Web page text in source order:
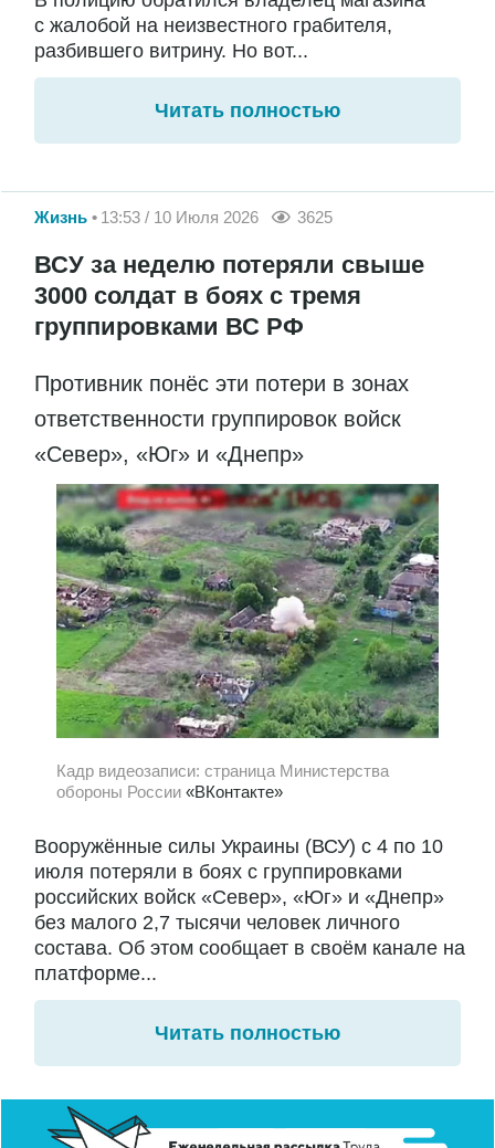
с жалобой на неизвестного грабителя,
разбившего витрину. Но вот...
Читать полностью
Жизнь 13:53 / 10 Июля 2026 3625
ВСУ за неделю потеряли свыше
3000 солдат в боях с тремя
группировками ВС РФ
Противник понёс эти потери в зонах
ответственности группировок войск
«Север», «Юг» и «Днепр»
Кадр видеозаписи: страница Министерства
обороны России «ВКонтакте»
Вооружённые силы Украины (ВСУ) с 4 по 10
июля потеряли в боях с группировками
российских войск «Север», «Юг» и «Днепр»
без малого 2,7 тысячи человек личного
состава. Об этом сообщает в своём канале на
платформе...
Читать полностью